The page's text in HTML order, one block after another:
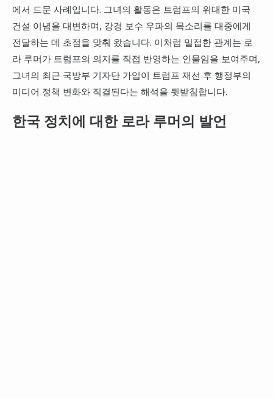
에서 드문 사례입니다. 그녀의 활동은 트럼프의 위대한 미국
건설 이념을 대변하며, 강경 보수 우파의 목소리를 대중에게
전달하는 데 초점을 맞춰 왔습니다. 이처럼 밀접한 관계는 로
라 루머가 트럼프의 의지를 직접 반영하는 인물임을 보여주며,
그녀의 최근 국방부 기자단 가입이 트럼프 재선 후 행정부의
미디어 정책 변화와 직결된다는 해석을 뒷받침합니다.
한국 정치에 대한 로라 루머의 발언